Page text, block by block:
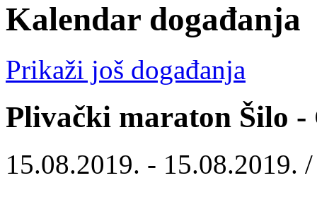
Kalendar događanja
Prikaži još događanja
Plivački maraton Šilo
15.08.2019. - 15.08.2019.